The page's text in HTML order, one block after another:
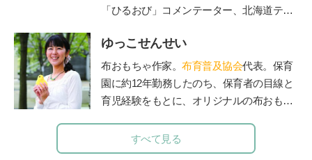
Instagram
に現役で合格。自身の時間の使い方や効率
で「勉強のやり方」を教える塾プラスティ
ーを起業。創業以来、公教育支援を続けて
おり、青森県三戸町教育委員会の学習アド
バイザー等を務めてきた。
「ひるおび」コメンテーター、北海道テレ
朝日小学生新聞で執筆・連載中。
オで「清水章弘の合格への道」を毎週金曜
夕方5時から放送中（エリア外でも「radiko
」の有料サービスで聴取できます）。
ゆっこせんせい
布おもちゃ作家。 布育普及協会代表。保育
園に約12年勤務したのち、保育者の目線と
育児経験をもとに、オリジナルの布おもち
とい」を立ち上げ、保育者を対象にした
「保育セミナー」や子育て中のお母さん、
すべて見る